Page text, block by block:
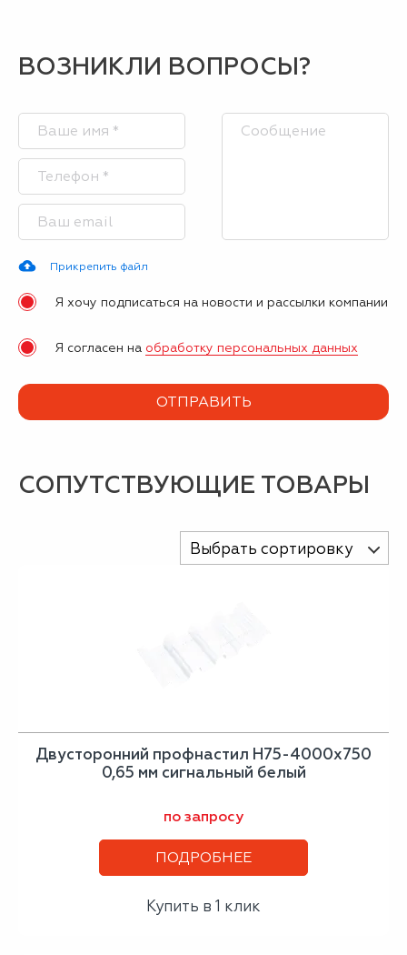
ВОЗНИКЛИ ВОПРОСЫ?
Прикрепить файл
Я хочу подписаться на новости и рассылки компании
Я согласен на обработку персональных данных
СОПУТСТВУЮЩИЕ ТОВАРЫ
Выбрать сортировку
Двусторонний профнастил Н75-4000х750
0,65 мм сигнальный белый
по запросу
ПОДРОБНЕЕ
Купить в 1 клик